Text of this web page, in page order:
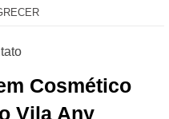
Cosmético
Vila Any